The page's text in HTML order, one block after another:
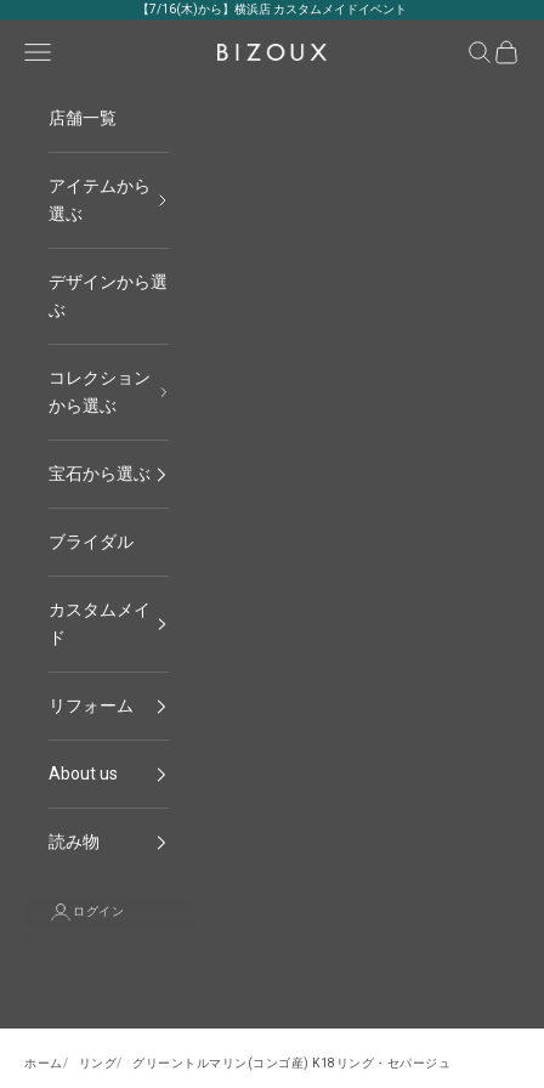
コンテンツへスキップ【7/16(木)から】横浜店 カスタムメイドイベント
BIZOUX｜ビズー公式
メニュー 検索カート
店舗一覧
アイテムから
選ぶ
デザインから選
ぶ
コレクション
から選ぶ
宝石から選ぶ
ブライダル
カスタムメイ
ド
リフォーム
About us
読み物
ログイン
ホーム リング グリーントルマリン(コンゴ産) K18リング・セパージュ